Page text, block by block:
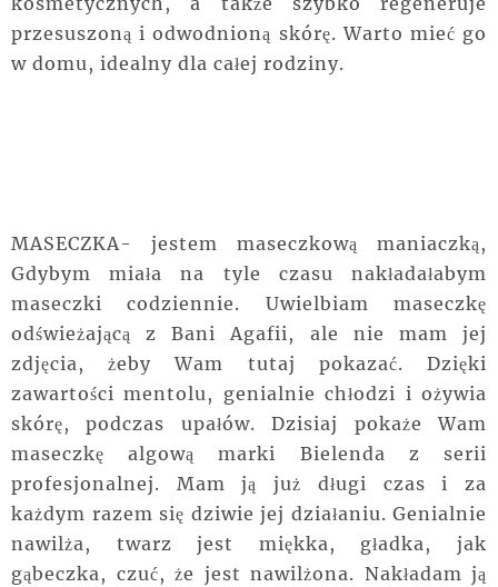
przesuszoną i odwodnioną skórę. Warto mieć go
w domu, idealny dla całej rodziny.
MASECZKA- jestem maseczkową maniaczką,
Gdybym miała na tyle czasu nakładałabym
maseczki codziennie. Uwielbiam maseczkę
odświeżającą z Bani Agafii, ale nie mam jej
zdjęcia, żeby Wam tutaj pokazać. Dzięki
zawartości mentolu, genialnie chłodzi i ożywia
skórę, podczas upałów. Dzisiaj pokaże Wam
maseczkę algową marki Bielenda z serii
profesjonalnej. Mam ją już długi czas i za
każdym razem się dziwie jej działaniu. Genialnie
nawilża, twarz jest miękka, gładka, jak
gąbeczka, czuć, że jest nawilżona. Nakładam ją